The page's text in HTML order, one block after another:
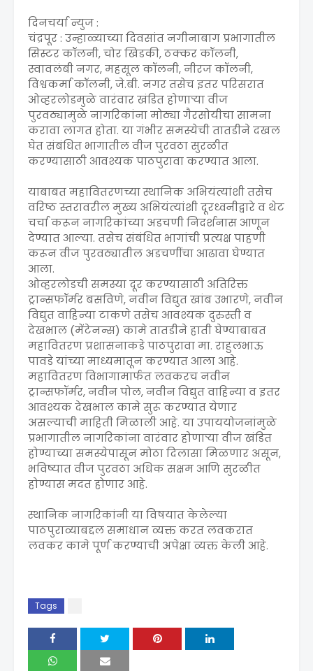
दिनचर्या न्युज :
चंद्रपूर : उन्हाळ्याच्या दिवसांत नगीनाबाग प्रभागातील
सिस्टर कॉलनी, चोर खिडकी, ठक्कर कॉलनी,
स्वावलंबी नगर, महसूल कॉलनी, नीरज कॉलनी,
विश्वकर्मा कॉलनी, जे.बी. नगर तसेच इतर परिसरात
ओव्हरलोडमुळे वारंवार खंडित होणाऱ्या वीज
पुरवठ्यामुळे नागरिकांना मोठ्या गैरसोयीचा सामना
करावा लागत होता. या गंभीर समस्येची तातडीने दखल
घेत संबंधित भागातील वीज पुरवठा सुरळीत
करण्यासाठी आवश्यक पाठपुरावा करण्यात आला.
याबाबत महावितरणच्या स्थानिक अभियंत्यांशी तसेच
वरिष्ठ स्तरावरील मुख्य अभियंत्यांशी दूरध्वनीद्वारे व थेट
चर्चा करून नागरिकांच्या अडचणी निदर्शनास आणून
देण्यात आल्या. तसेच संबंधित भागांची प्रत्यक्ष पाहणी
करून वीज पुरवठ्यातील अडचणींचा आढावा घेण्यात
आला.
ओव्हरलोडची समस्या दूर करण्यासाठी अतिरिक्त
ट्रान्सफॉर्मर बसविणे, नवीन विद्युत खांब उभारणे, नवीन
विद्युत वाहिन्या टाकणे तसेच आवश्यक दुरुस्ती व
देखभाल (मेंटेनन्स) कामे तातडीने हाती घेण्याबाबत
महावितरण प्रशासनाकडे पाठपुरावा मा. राहुलभाऊ
पावडे यांच्या माध्यमातून करण्यात आला आहे.
महावितरण विभागामार्फत लवकरच नवीन
ट्रान्सफॉर्मर, नवीन पोल, नवीन विद्युत वाहिन्या व इतर
आवश्यक देखभाल कामे सुरू करण्यात येणार
असल्याची माहिती मिळाली आहे. या उपाययोजनांमुळे
प्रभागातील नागरिकांना वारंवार होणाऱ्या वीज खंडित
होण्याच्या समस्येपासून मोठा दिलासा मिळणार असून,
भविष्यात वीज पुरवठा अधिक सक्षम आणि सुरळीत
होण्यास मदत होणार आहे.
स्थानिक नागरिकांनी या विषयात केलेल्या
पाठपुराव्याबद्दल समाधान व्यक्त करत लवकरात
लवकर कामे पूर्ण करण्याची अपेक्षा व्यक्त केली आहे.
Tags